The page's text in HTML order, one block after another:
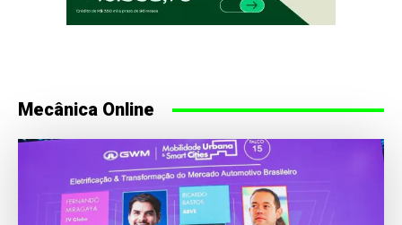
Mecânica Online